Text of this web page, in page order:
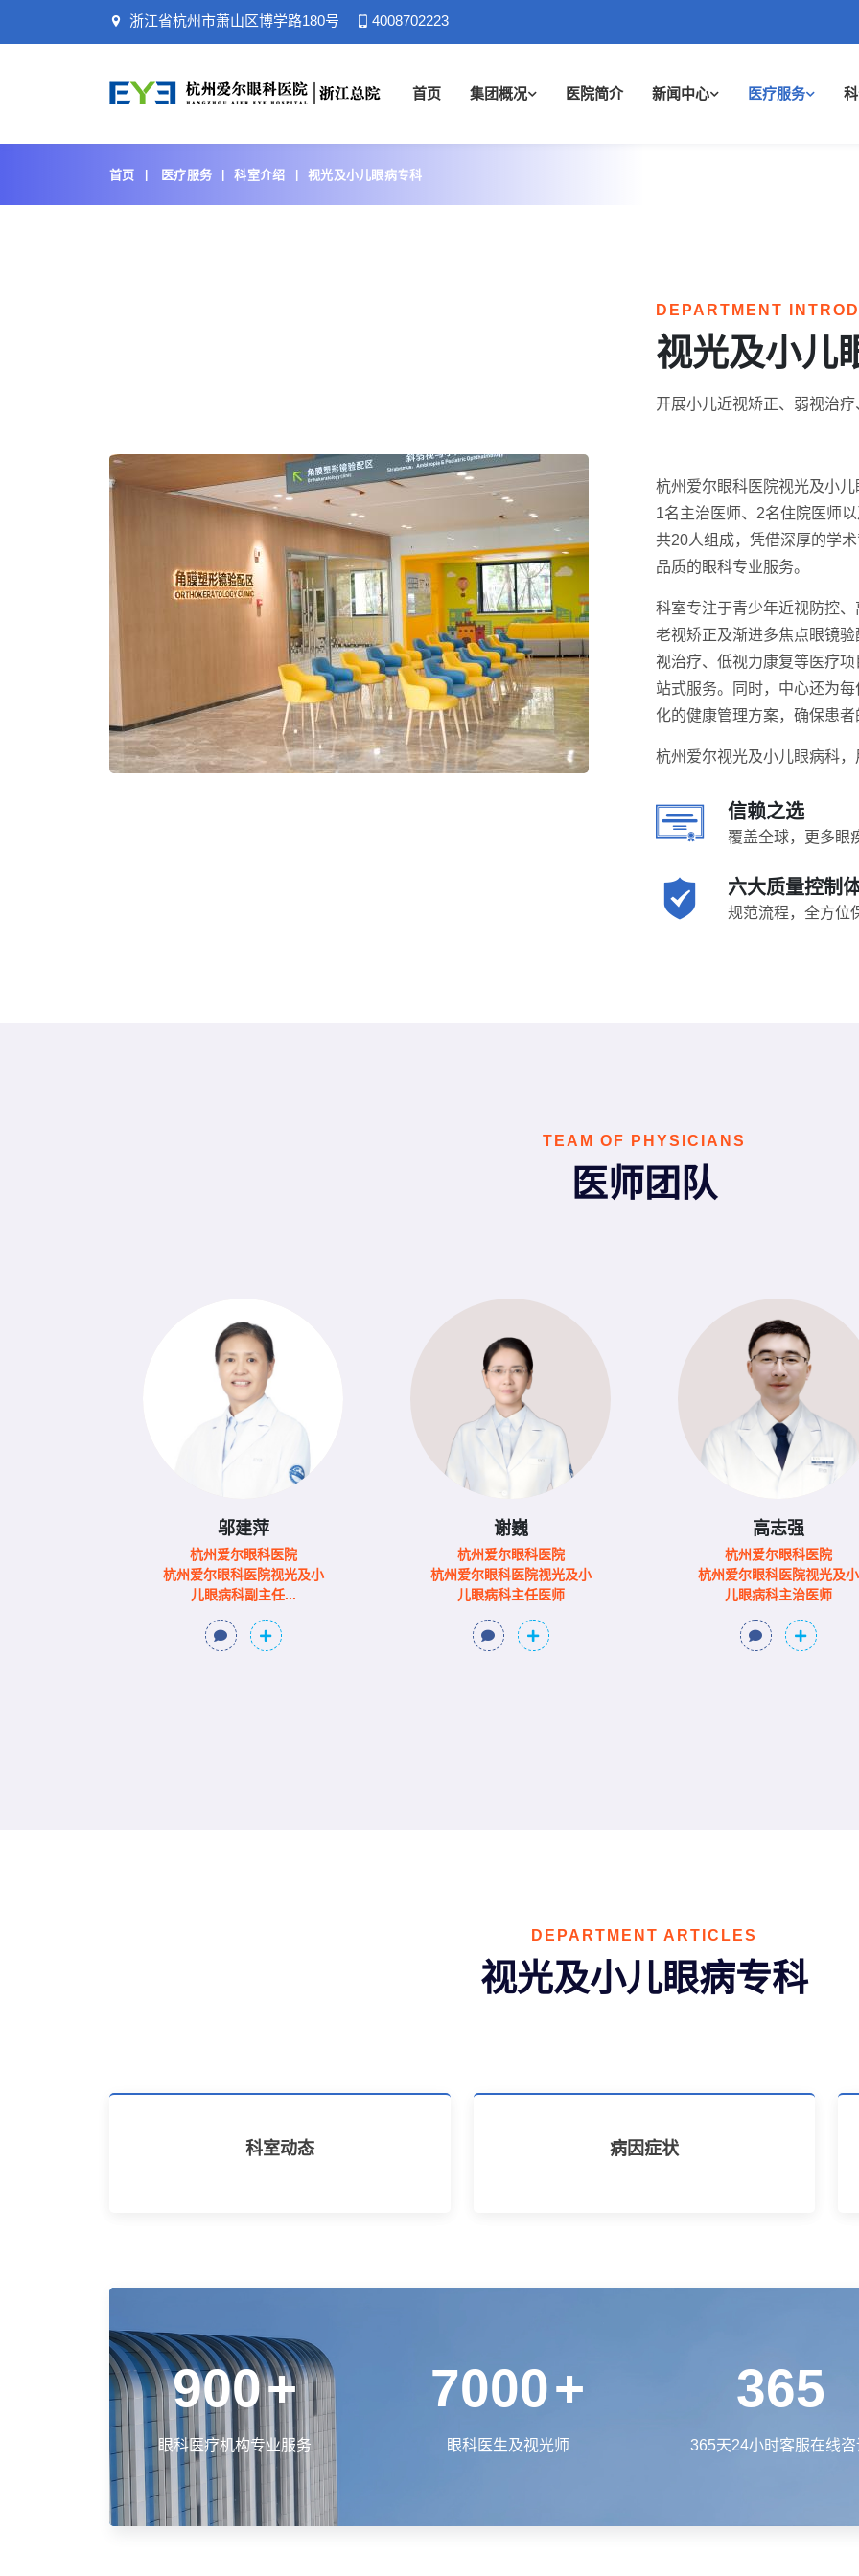
浙江省杭州市萧山区博学路180号 4008702223
首页 集团概况 医院简介 新闻中心 医疗服务
首页 医疗服务 科室介绍 视光及小儿眼病专科
DEPARTMENT
视光及小儿
开展小儿近视矫正、弱视治
杭州爱尔眼科医院视光及小
1名主治医师、2名住院医师
共20人组成，凭借深厚的学
品质的眼科专业服务。
科室专注于青少年近视防控
老视矫正及渐进多焦点眼镜
视治疗、低视力康复等医疗
站式服务。同时，中心还为
化的健康管理方案，确保患
杭州爱尔视光及小儿眼病科，
信赖之选
覆盖全球，更多眼
六大质量控制
规范流程，全方位
TEAM OF PHYSICIANS
医师团队
邬建萍
杭州爱尔眼科医院
​杭州爱尔眼科医院视光及小
儿眼病科副主任...
谢巍
杭州爱尔眼科医院
杭州爱尔眼科医院视光及小
儿眼病科主任医师
高志强
杭州爱尔眼科医院
杭州爱尔眼科医院视光及小
儿眼病科主治医师
DEPARTMENT ARTICLES
视光及小儿眼病专科
科室动态 病因症状
900+
眼科医疗机构专业服务
7000+
眼科医生及视光师
365
365天24小时客服在线咨